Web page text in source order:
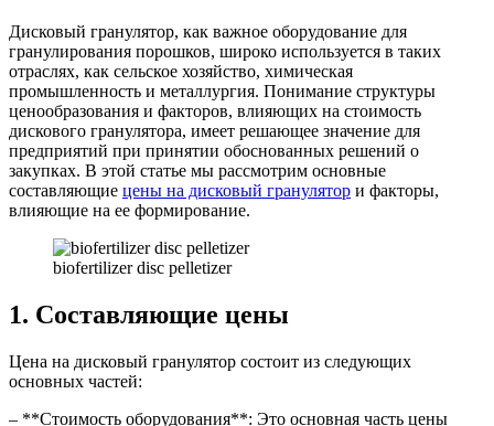
Дисковый гранулятор, как важное оборудование для
гранулирования порошков, широко используется в таких
отраслях, как сельское хозяйство, химическая
промышленность и металлургия. Понимание структуры
ценообразования и факторов, влияющих на стоимость
дискового гранулятора, имеет решающее значение для
предприятий при принятии обоснованных решений о
закупках. В этой статье мы рассмотрим основные
составляющие цены на дисковый гранулятор и факторы,
влияющие на ее формирование.
biofertilizer disc pelletizer
1. Составляющие цены
Цена на дисковый гранулятор состоит из следующих
основных частей:
– **Стоимость оборудования**: Это основная часть цены